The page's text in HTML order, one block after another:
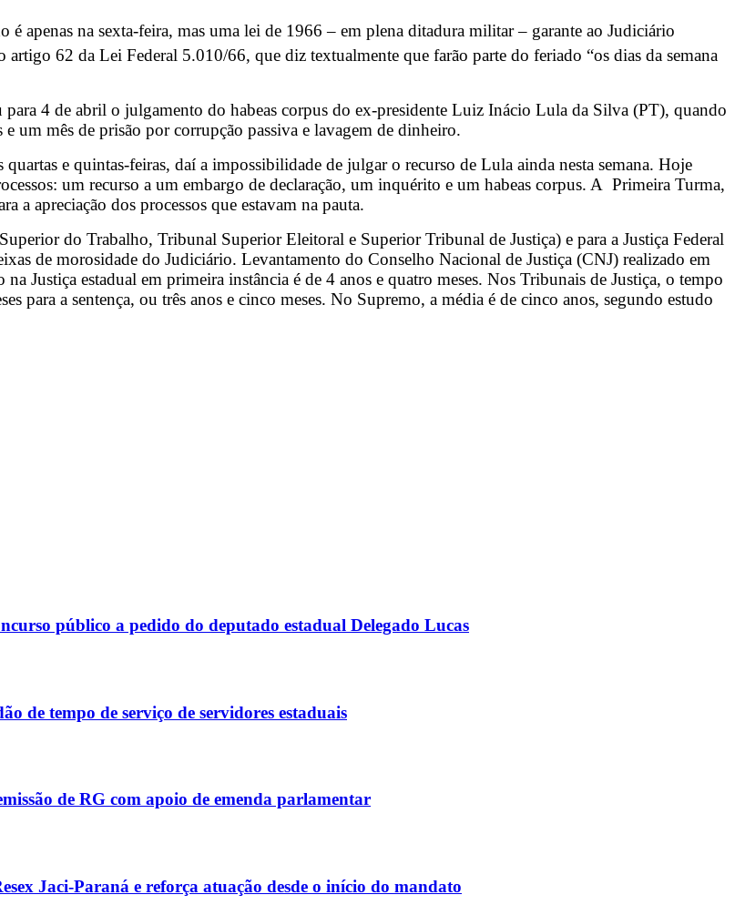
é apenas na sexta-feira, mas uma lei de 1966 – em plena ditadura militar – garante ao Judiciário
artigo 62 da Lei Federal 5.010/66, que diz textualmente que farão parte do feriado “os dias da semana
4 de abril o julgamento do habeas corpus do ex-presidente Luiz Inácio Lula da Silva (PT), quando
e um mês de prisão por corrupção passiva e lavagem de dinheiro.
e quintas-feiras, daí a impossibilidade de julgar o recurso de Lula ainda nesta semana. Hoje
um recurso a um embargo de declaração, um inquérito e um habeas corpus. A Primeira Turma,
a apreciação dos processos que estavam na pauta.
do Trabalho, Tribunal Superior Eleitoral e Superior Tribunal de Justiça) e para a Justiça Federal
de morosidade do Judiciário. Levantamento do Conselho Nacional de Justiça (CNJ) realizado em
Justiça estadual em primeira instância é de 4 anos e quatro meses. Nos Tribunais de Justiça, o tempo
para a sentença, ou três anos e cinco meses. No Supremo, a média é de cinco anos, segundo estudo
público a pedido do deputado estadual Delegado Lucas
de tempo de serviço de servidores estaduais
de RG com apoio de emenda parlamentar
Jaci-Paraná e reforça atuação desde o início do mandato